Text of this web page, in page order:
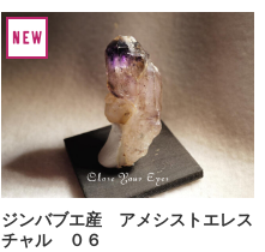
ジンバブエ産 アメシストエレス
チャル ０６